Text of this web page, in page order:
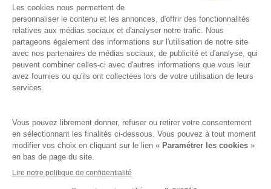
MODÉRATION.
Famille Lafage
RGPD – Politique de confidentialité